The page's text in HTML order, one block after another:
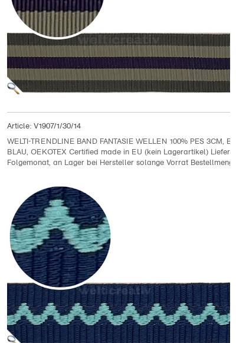
Article: V1907/1/30/14
WELTI-TRENDLINE BAND FANTASIE WELLEN 100% PES 3CM,
BLAU, OEKOTEX Certified made in EU (kein Lagerartikel)
Folgemonat, an Lager bei Hersteller solange Vorrat